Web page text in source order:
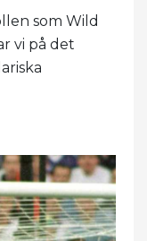
som Wild
vi på det